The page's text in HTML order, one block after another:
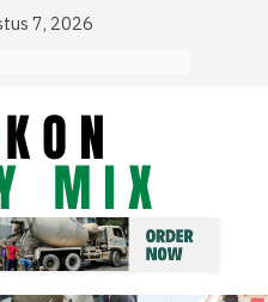
7, 2026